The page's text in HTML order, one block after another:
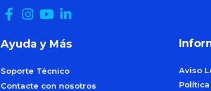
Ayuda y Más
Soporte Técnico
Contacte con nosotros
Aviso